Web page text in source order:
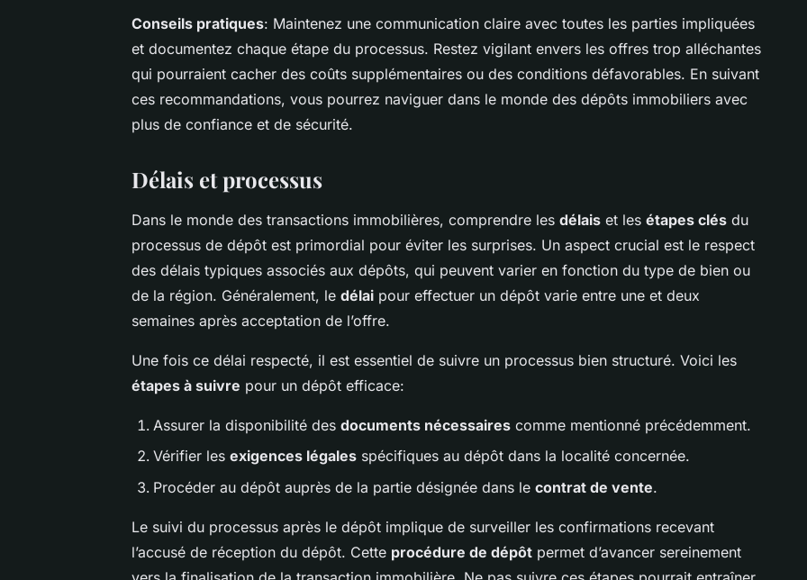
Conseils pratiques: Maintenez une communication claire avec toutes les parties impliquées
et documentez chaque étape du processus. Restez vigilant envers les offres trop alléchantes
qui pourraient cacher des coûts supplémentaires ou des conditions défavorables. En suivant
ces recommandations, vous pourrez naviguer dans le monde des dépôts immobiliers avec
plus de confiance et de sécurité.
Délais et processus
Dans le monde des transactions immobilières, comprendre les délais et les étapes clés du
processus de dépôt est primordial pour éviter les surprises. Un aspect crucial est le respect
des délais typiques associés aux dépôts, qui peuvent varier en fonction du type de bien ou
de la région. Généralement, le délai pour effectuer un dépôt varie entre une et deux
semaines après acceptation de l’offre.
Une fois ce délai respecté, il est essentiel de suivre un processus bien structuré. Voici les
étapes à suivre pour un dépôt efficace:
Assurer la disponibilité des documents nécessaires comme mentionné précédemment.
Vérifier les exigences légales spécifiques au dépôt dans la localité concernée.
Procéder au dépôt auprès de la partie désignée dans le contrat de vente.
Le suivi du processus après le dépôt implique de surveiller les confirmations recevant
l’accusé de réception du dépôt. Cette procédure de dépôt permet d’avancer sereinement